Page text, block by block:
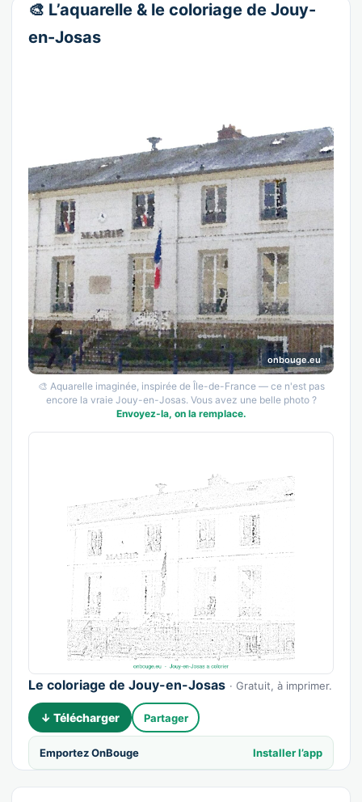
🎨 L’aquarelle & le coloriage de Jouy-
en-Josas
onbouge.eu
🎨 Aquarelle imaginée, inspirée de Île-de-France — ce n'est pas
encore la vraie Jouy-en-Josas. Vous avez une belle photo ?
Envoyez-la, on la remplace.
Le coloriage de Jouy-en-Josas · Gratuit, à imprimer.
↓ Télécharger Partager
Emportez OnBouge Installer l’app